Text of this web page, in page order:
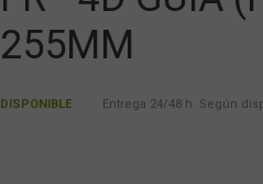
255MM
DISPONIBLE Entrega 24/48 h. Según